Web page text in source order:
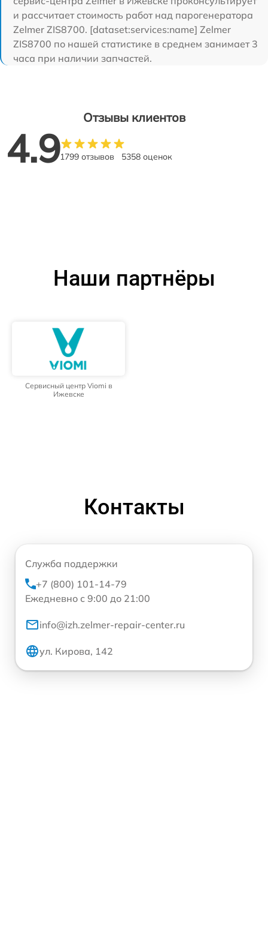
и рассчитает стоимость работ над парогенератора
Zelmer ZIS8700. [dataset:services:name] Zelmer
ZIS8700 по нашей статистике в среднем занимает 3
часа при наличии запчастей.
Отзывы клиентов
4.91799 отзывов 5358 оценок
Наши партнёры
Сервисный центр Viomi в
Ижевске
Контакты
Служба поддержки
+7 (800) 101-14-79
Ежедневно с 9:00 до 21:00
info@izh.zelmer-repair-center.ru
ул. Кирова, 142